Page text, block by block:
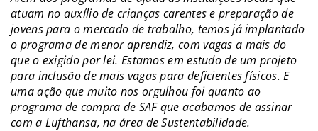
atuam no auxílio de crianças carentes e preparação de
jovens para o mercado de trabalho, temos já implantado
o programa de menor aprendiz, com vagas a mais do
que o exigido por lei. Estamos em estudo de um projeto
para inclusão de mais vagas para deficientes físicos. E
uma ação que muito nos orgulhou foi quanto ao
programa de compra de SAF que acabamos de assinar
com a Lufthansa, na área de Sustentabilidade.